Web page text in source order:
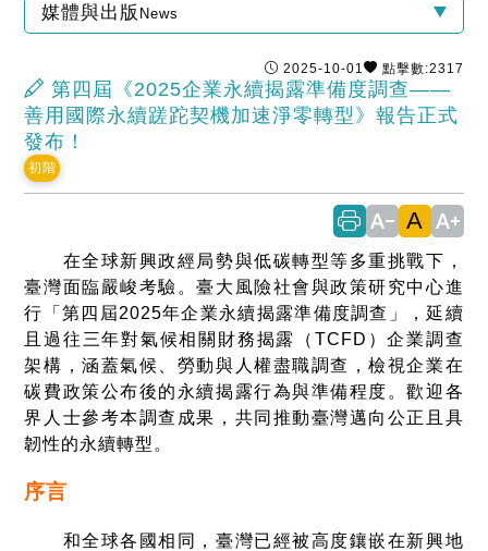
媒體與出版 News
2025-10-01 點擊數:2317
第四屆《2025企業永續揭露準備度調查——
善用國際永續蹉跎契機加速淨零轉型》報告正式
發布！
初階
text_decrease A text_increase
在全球新興政經局勢與低碳轉型等多重挑戰下，
臺灣面臨嚴峻考驗。臺大風險社會與政策研究中心進
行「第四屆2025年企業永續揭露準備度調查」，延續
且過往三年對氣候相關財務揭露（TCFD）企業調查
架構，涵蓋氣候、勞動與人權盡職調查，檢視企業在
碳費政策公布後的永續揭露行為與準備程度。歡迎各
界人士參考本調查成果，共同推動臺灣邁向公正且具
韌性的永續轉型。
序言
和全球各國相同，臺灣已經被高度鑲嵌在新興地